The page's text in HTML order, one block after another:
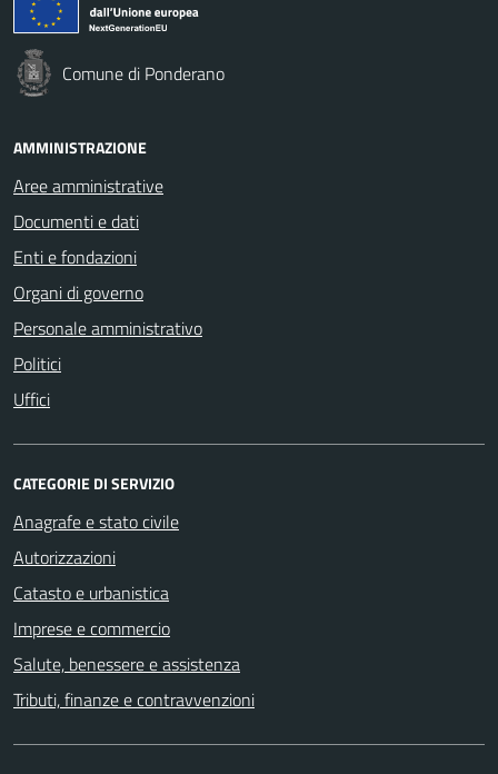
Comune di Ponderano
AMMINISTRAZIONE
Aree amministrative
Documenti e dati
Enti e fondazioni
Organi di governo
Personale amministrativo
Politici
Uffici
CATEGORIE DI SERVIZIO
Anagrafe e stato civile
Autorizzazioni
Catasto e urbanistica
Imprese e commercio
Salute, benessere e assistenza
Tributi, finanze e contravvenzioni